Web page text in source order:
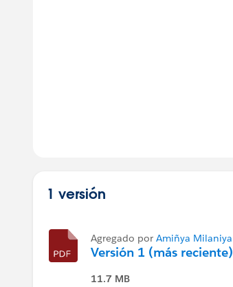
1 versión
Agregado por Amiñya Milaniya
Versión 1 (más reciente)
11.7 MB